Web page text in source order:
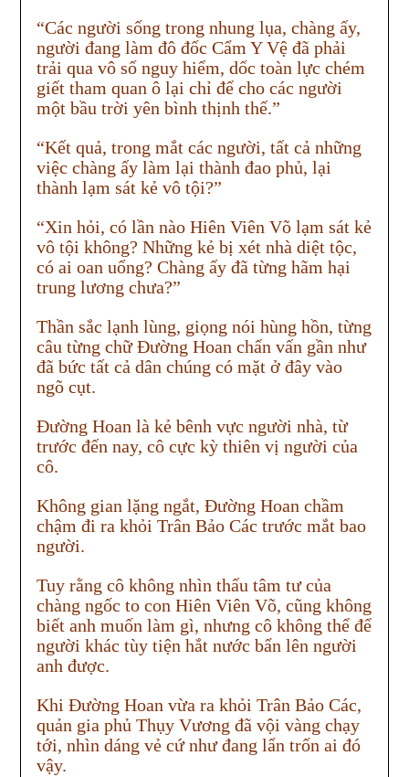
“Các người sống trong nhung lụa, chàng ấy,
người đang làm đô đốc Cẩm Y Vệ đã phải
trải qua vô số nguy hiểm, dốc toàn lực chém
giết tham quan ô lại chỉ để cho các người
một bầu trời yên bình thịnh thế.”
“Kết quả, trong mắt các người, tất cả những
việc chàng ấy làm lại thành đao phủ, lại
thành lạm sát kẻ vô tội?”
“Xin hỏi, có lần nào Hiên Viên Võ lạm sát kẻ
vô tội không? Những kẻ bị xét nhà diệt tộc,
có ai oan uổng? Chàng ấy đã từng hãm hại
trung lương chưa?”
Thần sắc lạnh lùng, giọng nói hùng hồn, từng
câu từng chữ Đường Hoan chấn vấn gần như
đã bức tất cả dân chúng có mặt ở đây vào
ngõ cụt.
Đường Hoan là kẻ bênh vực người nhà, từ
trước đến nay, cô cực kỳ thiên vị người của
cô.
Không gian lặng ngắt, Đường Hoan chầm
chậm đi ra khỏi Trân Bảo Các trước mắt bao
người.
Tuy rằng cô không nhìn thấu tâm tư của
chàng ngốc to con Hiên Viên Võ, cũng không
biết anh muốn làm gì, nhưng cô không thể để
người khác tùy tiện hắt nước bẩn lên người
anh được.
Khi Đường Hoan vừa ra khỏi Trân Bảo Các,
quản gia phủ Thụy Vương đã vội vàng chạy
tới, nhìn dáng vẻ cứ như đang lẩn trốn ai đó
vậy.